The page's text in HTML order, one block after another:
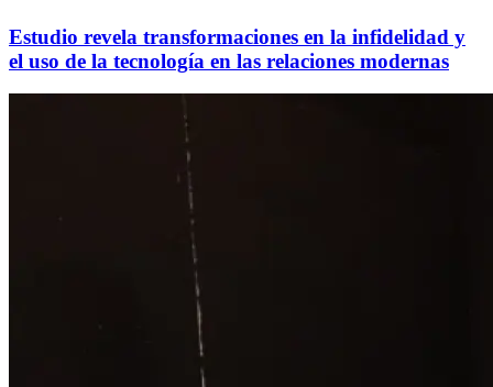
Estudio revela transformaciones en la infidelidad y
el uso de la tecnología en las relaciones modernas